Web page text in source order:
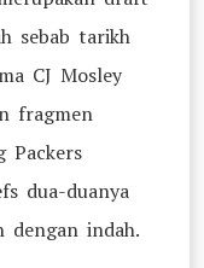
sebab tarikh
CJ Mosley
fragmen
Packers
dua-duanya
dengan indah.